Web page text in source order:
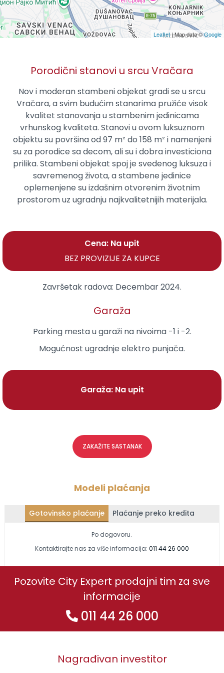
Leaflet| Map data ©Google
Porodični stanovi u srcu Vračara
Nov i moderan stambeni objekat gradi se u srcu
Vračara, a svim budućim stanarima pružiće visok
kvalitet stanovanja u stambenim jedinicama
vrhunskog kvaliteta. Stanovi u ovom luksuznom
objektu su površina od 97 m² do 158 m² i namenjeni
su za porodice sa decom, ali su i dobra investiciona
prilika. Stambeni objekat spoj je svedenog luksuza i
savremenog života, a stambene jedinice
oplemenjene su izdašnim otvorenim životnim
prostorom uz ugradnju najkvalitetnijih materijala.
Cena: Na upit
BEZ PROVIZIJE ZA KUPCE
Završetak radova: Decembar 2024.
Garaža
Parking mesta u garaži na nivoima -1 i -2.
Mogućnost ugradnje elektro punjača.
Garaža: Na upit
ZAKAŽITE SASTANAK
Modeli plaćanja
Gotovinsko plaćanje Plaćanje preko kredita
Po dogovoru.
Kontaktirajte nas za više informacija: 011 44 26 000
Pozovite City Expert prodajni tim za sve
informacije
011 44 26 000
Nagrađivan investitor